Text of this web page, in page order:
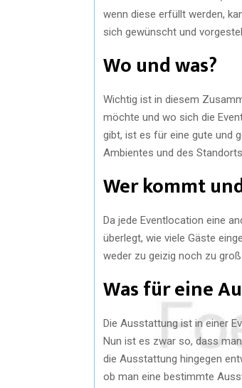
wenn diese erfüllt werden,
sich gewünscht und
Wo und was?
Wichtig ist in diesem
möchte und wo sich die
gibt, ist es für eine gute und
Ambientes und des
Wer kommt
Da jede Eventlocation eine
überlegt, wie viele Gäste
weder zu geizig noch zu
Was für eine
Die Ausstattung ist in einer
Nun ist es zwar so, dass
die Ausstattung hingegen
ob man eine bestimmte